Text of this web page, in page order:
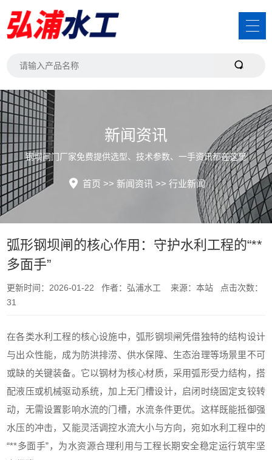
新闻资讯
钢坝闸门厂家免费提供选型、技术参数、一手资讯都在这里
首页 >> 新闻资讯 >> 行业新闻
弧形钢坝闸的核心作用：守护水利工程的“**
多面手”
更新时间：2026-01-22 作者：弘浦水工 来源：本站 点击次数：
31
在各类水利工程的核心设施中，弧形钢坝闸凭借独特的结构设计
与出众性能，成为防洪排涝、供水保障、生态治理等场景里不可
或缺的关键装备。它以钢材为核心材质，采用弧形受力结构，搭
配液压或机械驱动系统，加上无门槽设计‌，启闭时绕固定支铰转
动，无需设置影响水流的门槽，水流条件更优。这样既能抵御强
水压的冲击，又能灵活调控水流大小与方向，宛如水利工程中的
“**多面手”，为水资源合理利用与工程长期安全稳定运行筑牢坚